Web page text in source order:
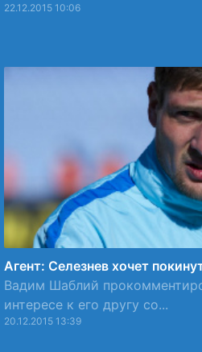
22.12.2015 10:06
Агент: Селезнев хочет
Вадим Шаблий
интересе к его другу со...
20.12.2015 13:39